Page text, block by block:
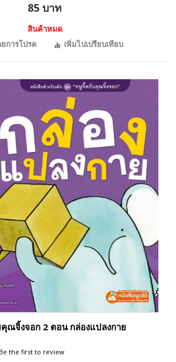
85 บาท
สินค้าหมด
การโปรด
เพิ่มไปเปรียบเทียบ
ณจิ้งจอก 2 ตอน กล่องแปลงกาย
Be the first to review